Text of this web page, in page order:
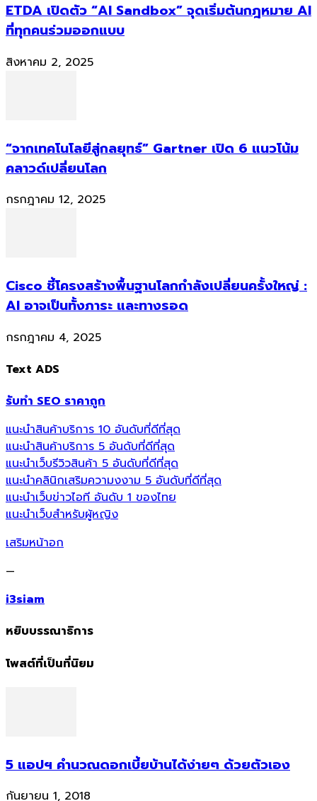
ETDA เปิดตัว “AI Sandbox” จุดเริ่มต้นกฎหมาย AI
ที่ทุกคนร่วมออกแบบ
สิงหาคม 2, 2025
“จากเทคโนโลยีสู่กลยุทธ์” Gartner เปิด 6 แนวโน้ม
คลาวด์เปลี่ยนโลก
กรกฎาคม 12, 2025
Cisco ชี้โครงสร้างพื้นฐานโลกกำลังเปลี่ยนครั้งใหญ่ :
AI อาจเป็นทั้งภาระ และทางรอด
กรกฎาคม 4, 2025
Text ADS
รับทำ SEO ราคาถูก
แนะนำสินค้าบริการ 10 อันดับที่ดีที่สุด
แนะนำสินค้าบริการ 5 อันดับที่ดีที่สุด
แนะนำเว็บรีวิวสินค้า 5 อันดับที่ดีที่สุด
แนะนำคลินิกเสริมความงงาม 5 อันดับที่ดีที่สุด
แนะนำเว็บข่าวไอที อันดับ 1 ของไทย
แนะนำเว็บสำหรับผู้หญิง
เสริมหน้าอก
—
i3siam
หยิบบรรณาธิการ
โพสต์ที่เป็นที่นิยม
5 แอปฯ คำนวณดอกเบี้ยบ้านได้ง่ายๆ ด้วยตัวเอง
กันยายน 1, 2018